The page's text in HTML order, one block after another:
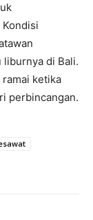
di Bali.
ketika
perbincangan.